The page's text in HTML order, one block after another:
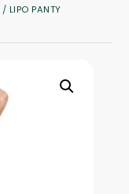
/ LIPO PANTY